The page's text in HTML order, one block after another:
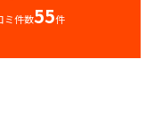
ミ件数55件